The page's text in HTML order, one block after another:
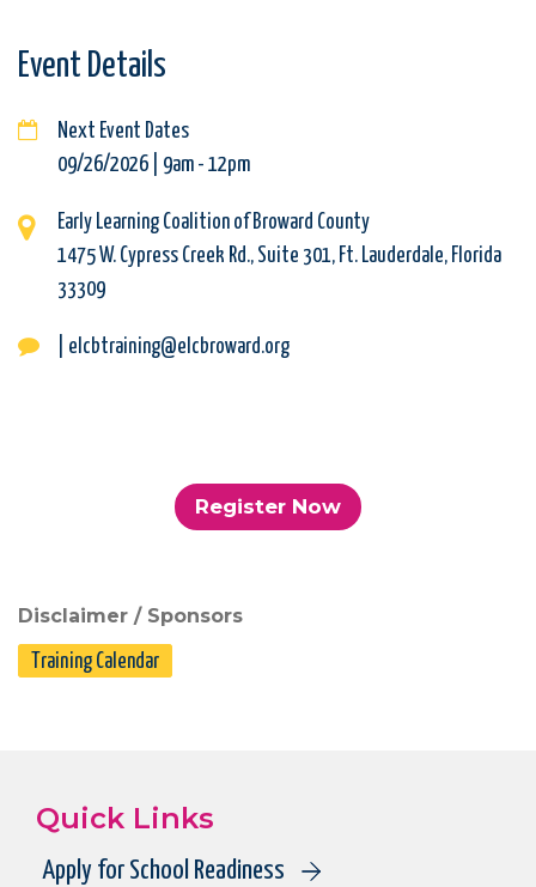
Event Details
Next Event Dates
09/26/2026 | 9am - 12pm
Early Learning Coalition of Broward County
1475 W. Cypress Creek Rd., Suite 301, Ft. Lauderdale, Florida
33309
| elcbtraining@elcbroward.org
Register Now
Disclaimer / Sponsors
Training Calendar
Quick Links
Apply for School Readiness